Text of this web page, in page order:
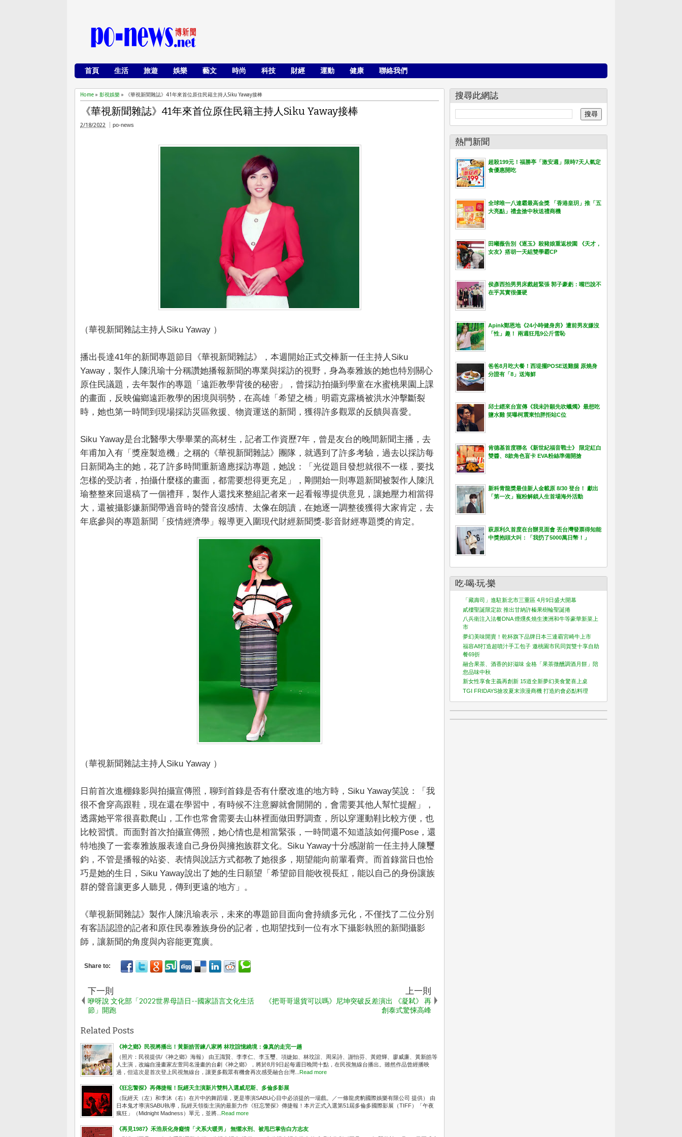
首頁 生活 旅遊 娛樂 藝文 時尚 科技 財經 運動 健康 聯絡我們
Home » 影視娛樂 » 《華視新聞雜誌》41年來首位原住民籍主持人Siku Yaway接棒
《華視新聞雜誌》41年來首位原住民籍主持人Siku Yaway接棒
2/18/2022 po-news
（華視新聞雜誌主持人Siku Yaway ）
播出長達41年的新聞專題節目《華視新聞雜誌》，本週開始正式交棒新一任主持人Siku
Yaway，製作人陳汎瑜十分稱讚她播報新聞的專業與採訪的視野，身為泰雅族的她也特別關心
原住民議題，去年製作的專題「遠距教學背後的秘密」，曾採訪拍攝到學童在水蜜桃果園上課
的畫面，反映偏鄉遠距教學的困境與弱勢，在高雄「希望之橋」明霸克露橋被洪水沖擊斷裂
時，她也第一時間到現場採訪災區救援、物資運送的新聞，獲得許多觀眾的反饋與喜愛。
Siku Yaway是台北醫學大學畢業的高材生，記者工作資歷7年，曾是友台的晚間新聞主播，去
年甫加入有「獎座製造機」之稱的《華視新聞雜誌》團隊，就遇到了許多考驗，過去以採訪每
日新聞為主的她，花了許多時間重新適應採訪專題，她說：「光從題目發想就很不一樣，要找
怎樣的受訪者，拍攝什麼樣的畫面，都需要想得更充足」，剛開始一則專題新聞被製作人陳汎
瑜整整來回退稿了一個禮拜，製作人還找來整組記者來一起看報導提供意見，讓她壓力相當得
大，還被攝影嫌新聞帶過音時的聲音沒感情、太像在朗讀，在她逐一調整後獲得大家肯定，去
年底參與的專題新聞「疫情經濟學」報導更入圍現代財經新聞獎-影音財經專題獎的肯定。
（華視新聞雜誌主持人Siku Yaway ）
日前首次進棚錄影與拍攝宣傳照，聊到首錄是否有什麼改進的地方時，Siku Yaway笑說：「我
很不會穿高跟鞋，現在還在學習中，有時候不注意腳就會開開的，會需要其他人幫忙提醒」，
透露她平常很喜歡爬山，工作也常會需要去山林裡面做田野調查，所以穿運動鞋比較方便，也
比較習慣。而面對首次拍攝宣傳照，她心情也是相當緊張，一時間還不知道該如何擺Pose，還
特地換了一套泰雅族服表達自己身份與擁抱族群文化。Siku Yaway十分感謝前一任主持人陳璽
鈞，不管是播報的站姿、表情與說話方式都教了她很多，期望能向前輩看齊。而首錄當日也恰
巧是她的生日，Siku Yaway說出了她的生日願望「希望節目能收視長紅，能以自己的身份讓族
群的聲音讓更多人聽見，傳到更遠的地方」。
《華視新聞雜誌》製作人陳汎瑜表示，未來的專題節目面向會持續多元化，不僅找了二位分別
有客語認證的記者和原住民泰雅族身份的記者，也期望找到一位有水下攝影執照的新聞攝影
師，讓新聞的角度與內容能更寬廣。
下一則
咿呀說 文化部「2022世界母語日--國家語言文化生活
節」開跑
上一則
《把哥哥退貨可以嗎》尼坤突破反差演出 《凝弒》 再
創泰式驚悚高峰
Related Posts
《神之鄉》民視將播出！黃新皓苦練八家將 林玟誼憶繞境：像真的走完一趟
（照片：民視提供/《神之鄉》海報） 由王識賢、李李仁、李玉璽、項婕如、林玟誼、周采詩、謝怡芬、黃鐙輝、廖威廉、黃新皓等
人主演，改編自漫畫家左萱同名漫畫的台劇《神之鄉》，將於8月9日起每週日晚間十點，在民視無線台播出。雖然作品曾經播映
過，但這次是首次登上民視無線台，讓更多觀眾有機會再次感受融合台灣... Read more
《狂忘警探》再傳捷報！阮經天主演新片雙料入選威尼斯、多倫多影展
（阮經天（左）和李沐（右）在片中的舞蹈場，更是導演SABU心目中必須提的一場戲。／一條龍虎豹國際娛樂有限公司 提供） 由
日本鬼才導演SABU執導，阮經天領銜主演的最新力作《狂忘警探》傳捷報！本片正式入選第51屆多倫多國際影展（TIFF）「午夜
瘋狂」（Midnight Madness）單元，並將... Read more
《再見1987》禾浩辰化身癡情「犬系大暖男」 無懼水刑、被甩巴掌告白方志友
搜尋此網誌
熱門新聞
超殺199元！福勝亭「激安週」限時7天人氣定
食優惠開吃
全球唯一八連霸最高金獎 「香港皇玥」推「五
大亮點」禮盒搶中秋送禮商機
田曦薇告別《逐玉》殺豬娘重返校園 《天才，
女友》搭胡一天組雙學霸CP
侯彥西拍男男床戲超緊張 郭子豪虧：嘴巴說不
在乎其實很僵硬
Apink鄭恩地《24小時健身房》遭前男友嫌沒
「性」趣！ 兩週狂甩9公斤雪恥
爸爸8月吃大餐！西堤擺POSE送雞腿 原燒身
分證有「8」送海鮮
邱士縉來台宣傳《我未許願先吹蠟燭》最想吃
鹽水雞 笑曝柯震東怕胖拒站C位
肯德基首度聯名《新世紀福音戰士》 限定紅白
雙醬、8款角色盲卡 EVA粉絲準備開搶
新科青龍獎最佳新人金載原 8/30 登台！ 獻出
「第一次」寵粉解鎖人生首場海外活動
萩原利久首度在台辦見面會 丟台灣發票得知能
中獎抱頭大叫：「我扔了5000萬日幣！」
吃‧喝‧玩‧樂
「藏壽司」進駐新北市三重區 4月9日盛大開幕
貳樓聖誕限定款 推出甘納許榛果樹輪聖誕捲
八兵衛注入法餐DNA 煙燻炙燒生澳洲和牛等豪華新菜上
市
夢幻美味開賣！乾杯旗下品牌日本三連霸宮崎牛上市
福容A8打造超噴汁手工包子 邀桃園市民同賀雙十享自助
餐69折
融合果茶、酒香的好滋味 金格「果茶微醺調酒月餅」陪
您品味中秋
新女性享食主義再創新 15道全新夢幻美食驚喜上桌
TGI FRIDAYS搶攻夏末浪漫商機 打造約會必點料理